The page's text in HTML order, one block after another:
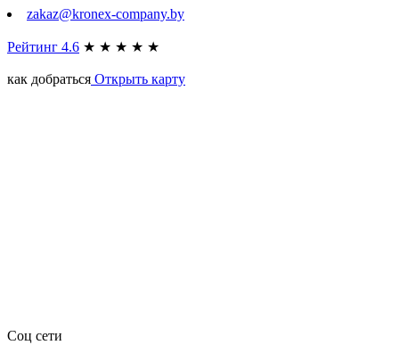
zakaz@kronex-company.by
Рейтинг 4.6 ★ ★ ★ ★ ★
как добраться Открыть карту
Соц сети